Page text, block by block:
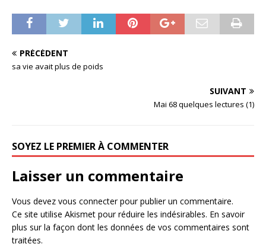
PRÉCÉDENT
sa vie avait plus de poids
SUIVANT
Mai 68 quelques lectures (1)
SOYEZ LE PREMIER À COMMENTER
Laisser un commentaire
Vous devez vous connecterpour publier un commentaire.
Ce site utilise Akismet pour réduire les indésirables. En savoir
plus sur la façon dont les données de vos commentaires sont
traitées.